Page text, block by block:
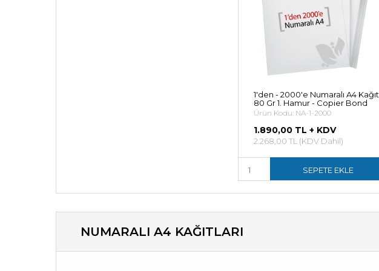
1'den - 2000'e Numaralı A4 Kağıt
80 Gr 1. Hamur - Copier Bond
Ürün Kodu: NA-1-2000
1.890,00 TL + KDV
2.268,00 TL (KDV Dahil)
SEPETE EKLE
NUMARALI A4 KAĞITLARI